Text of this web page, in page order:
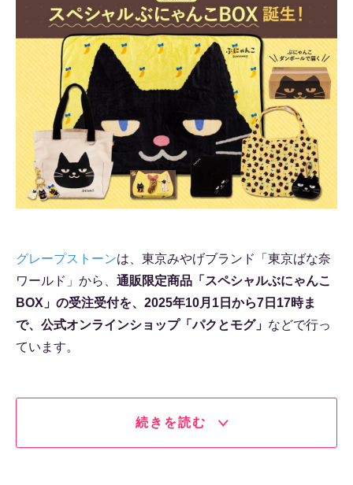
グレープストーンは、東京みやげブランド「東京ばな奈
ワールド」から、 通販限定商品「スペシャルぶにゃんこ
BOX」の受注受付を、2025年10月1日から7日17時ま
で、公式オンラインショップ「パクとモグ」 などで行っ
ています。
続きを読む